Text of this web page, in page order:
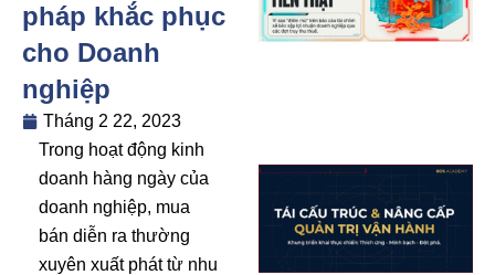
pháp khắc phục
cho Doanh
nghiệp
Tháng 2 22, 2023
Trong hoạt động kinh
doanh hàng ngày của
doanh nghiệp, mua
bán diễn ra thường
xuyên xuất phát từ nhu